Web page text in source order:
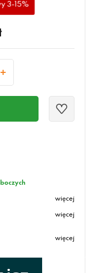
3-15%
więcej
więcej
więcej